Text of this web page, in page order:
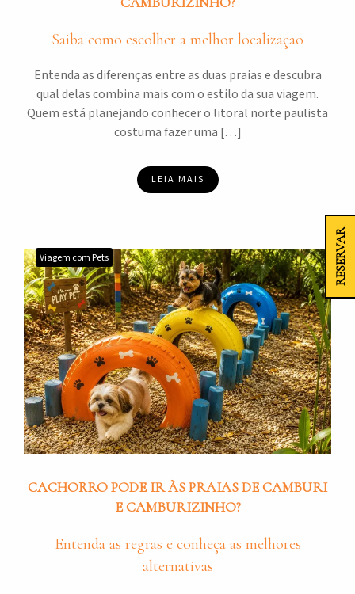
RESERVAR
Saiba como escolher a melhor localização
Entenda as diferenças entre as duas praias e descubra
qual delas combina mais com o estilo da sua viagem.
Quem está planejando conhecer o litoral norte paulista
costuma fazer uma […]
LEIA MAIS
Viagem com Pets
CACHORRO PODE IR ÀS PRAIAS DE CAMBURI
E CAMBURIZINHO?
Entenda as regras e conheça as melhores
alternativas